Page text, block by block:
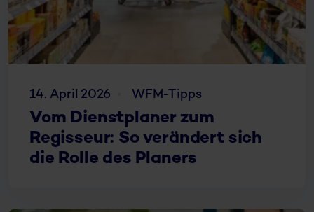
14. April 2026 WFM-Tipps
Vom Dienstplaner zum
Regisseur: So verändert sich
die Rolle des Planers